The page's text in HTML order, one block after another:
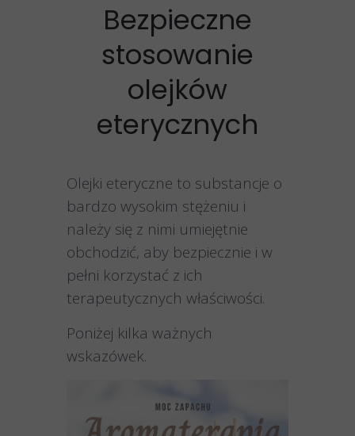
Bezpieczne
stosowanie
olejków
eterycznych
Olejki eteryczne to substancje o
bardzo wysokim stężeniu i
należy się z nimi umiejętnie
obchodzić, aby bezpiecznie i w
pełni korzystać z ich
terapeutycznych właściwości.
Poniżej kilka ważnych
wskazówek.